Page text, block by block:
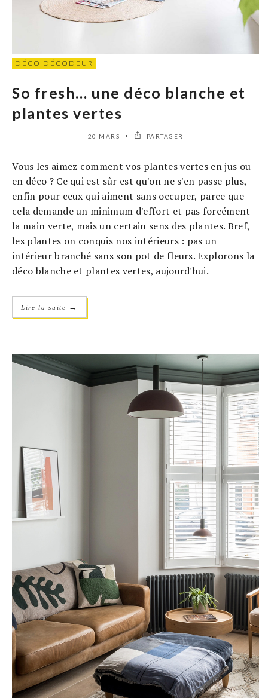
DÉCO DÉCODEUR
So fresh… une déco blanche et
plantes vertes
20 MARS PARTAGER
Vous les aimez comment vos plantes vertes en jus ou
en déco ? Ce qui est sûr est qu'on ne s'en passe plus,
enfin pour ceux qui aiment sans occuper, parce que
cela demande un minimum d'effort et pas forcément
la main verte, mais un certain sens des plantes. Bref,
les plantes on conquis nos intérieurs : pas un
intérieur branché sans son pot de fleurs. Explorons la
déco blanche et plantes vertes, aujourd'hui.
Lire la suite →